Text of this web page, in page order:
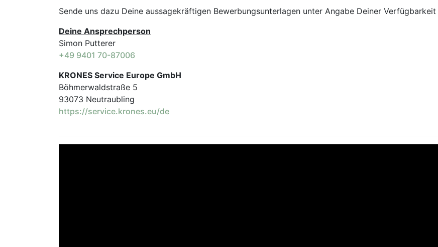
Sende uns dazu Deine aussage­kräftigen Bewerbungsunterlagen unter Angabe Deiner Verfügbarkeit
Deine Ansprechperson
Simon Putterer
+49 9401 70-87006
KRONES Service Europe GmbH
Böhmerwaldstraße 5
93073 Neutraubling
https://service.krones.eu/de